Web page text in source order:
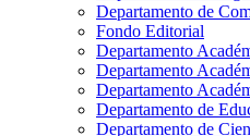
Departamento de
Fondo Editorial
Departamento
Departamento
Departamento
Departamento de
Departamento de